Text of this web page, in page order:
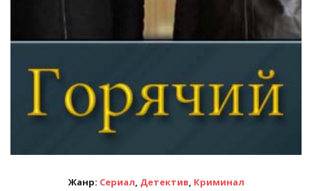
Жанр: Сериал, Детектив, Криминал